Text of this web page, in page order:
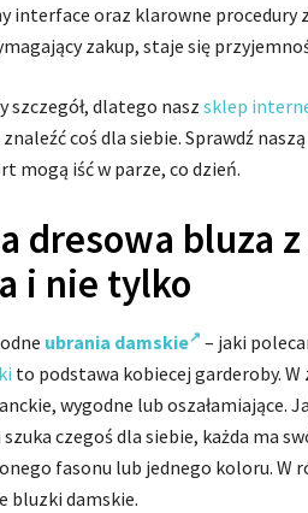
interface oraz klarowne procedury
zakup, staje się
szczegół, dlatego nasz sklep
coś dla siebie. Sprawdź
mogą iść w parze, co dzień.
dresowa bluza
i nie tylko
ubrania damskie
– jaki
to podstawa kobiecej garderoby.
wygodne lub oszałamiające.
czegoś dla siebie, każda ma
fasonu lub jednego koloru. W
bluzki damskie.